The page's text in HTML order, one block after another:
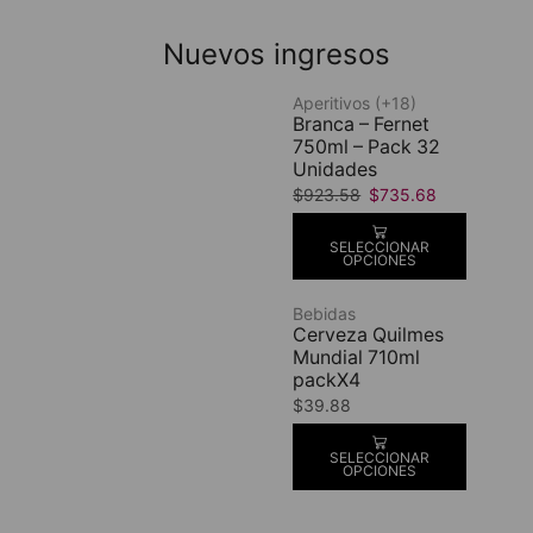
Nuevos ingresos
Aperitivos (+18)
Branca – Fernet
750ml – Pack 32
Unidades
$923.58 $735.68
SELECCIONAR
OPCIONES
Bebidas
Cerveza Quilmes
Mundial 710ml
packX4
$39.88
SELECCIONAR
OPCIONES